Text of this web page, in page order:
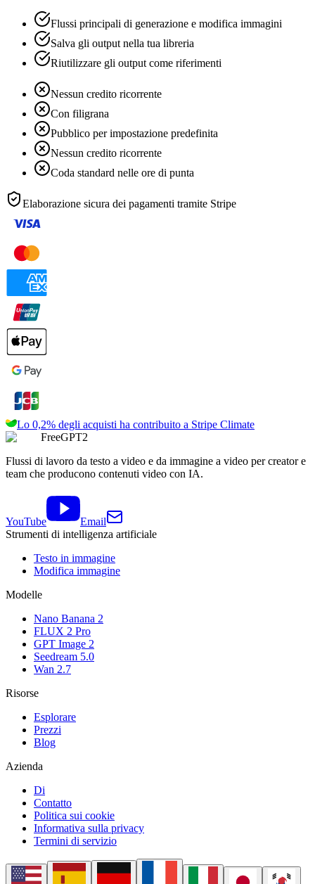
Flussi principali di generazione e modifica immagini
Salva gli output nella tua libreria
Riutilizzare gli output come riferimenti
Nessun credito ricorrente
Con filigrana
Pubblico per impostazione predefinita
Nessun credito ricorrente
Coda standard nelle ore di punta
Elaborazione sicura dei pagamenti tramite Stripe
Lo 0,2% degli acquisti ha contribuito a Stripe Climate
FreeGPT2
Flussi di lavoro da testo a video e da immagine a video per creator e
team che producono contenuti video con IA.
YouTube
Email
Strumenti di intelligenza artificiale
Testo in immagine
Modifica immagine
Modelle
Nano Banana 2
FLUX 2 Pro
GPT Image 2
Seedream 5.0
Wan 2.7
Risorse
Esplorare
Prezzi
Blog
Azienda
Di
Contatto
Politica sui cookie
Informativa sulla privacy
Termini di servizio